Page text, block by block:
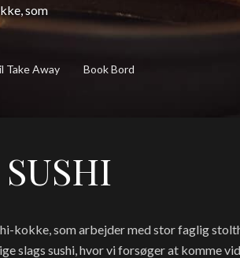
som
Take Away Book Bord
SUSHI
kokke, som arbejder med stor faglig
slags sushi, hvor vi forsøger at komme